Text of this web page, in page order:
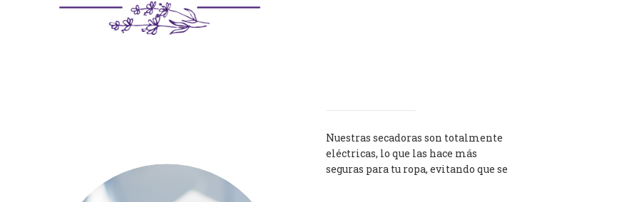
Nuestras secadoras son totalmente
eléctricas, lo que las hace más
seguras para tu ropa, evitando que se